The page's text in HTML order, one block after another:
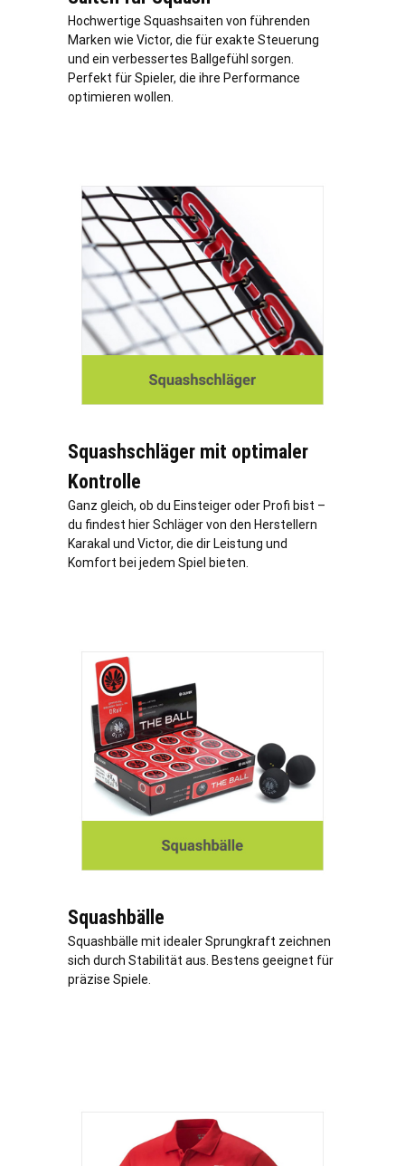
Hochwertige Squashsaiten von führenden
Marken wie Victor, die für exakte Steuerung
und ein verbessertes Ballgefühl sorgen.
Perfekt für Spieler, die ihre Performance
optimieren wollen.
Squashschläger mit optimaler
Kontrolle
Ganz gleich, ob du Einsteiger oder Profi bist –
du findest hier Schläger von den Herstellern
Karakal und Victor, die dir Leistung und
Komfort bei jedem Spiel bieten.
Squashbälle
Squashbälle mit idealer Sprungkraft zeichnen
sich durch Stabilität aus. Bestens geeignet für
präzise Spiele.